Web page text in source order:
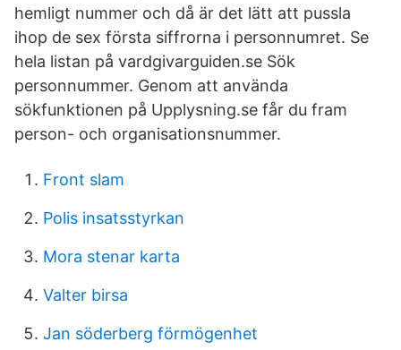
hemligt nummer och då är det lätt att pussla
ihop de sex första siffrorna i personnumret. Se
hela listan på vardgivarguiden.se Sök
personnummer. Genom att använda
sökfunktionen på Upplysning.se får du fram
person- och organisationsnummer.
Front slam
Polis insatsstyrkan
Mora stenar karta
Valter birsa
Jan söderberg förmögenhet